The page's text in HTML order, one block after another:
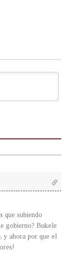
que subiendo
gobierno? Bukele
y ahora por que el